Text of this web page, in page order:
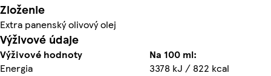
Zloženie
Extra panenský olivový olej
Výživové údaje
Výživové hodnoty
Na 100 ml:
Energia
3378 kJ / 822 kcal